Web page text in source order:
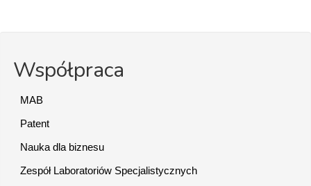
Współpraca
MAB
Patent
Nauka dla biznesu
Zespół Laboratoriów Specjalistycznych